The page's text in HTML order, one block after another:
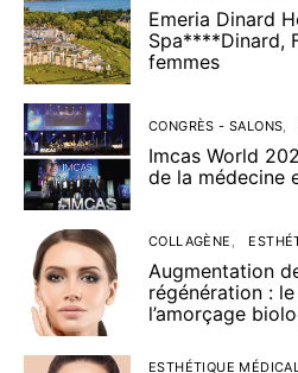
Emeria Dinard
Spa****Dinard,
femmes
CONGRÈS - SALONS
Imcas World
de la médecine
COLLAGÈNE
Augmentation
régénération :
l’amorçage
ESTHÉTIQUE